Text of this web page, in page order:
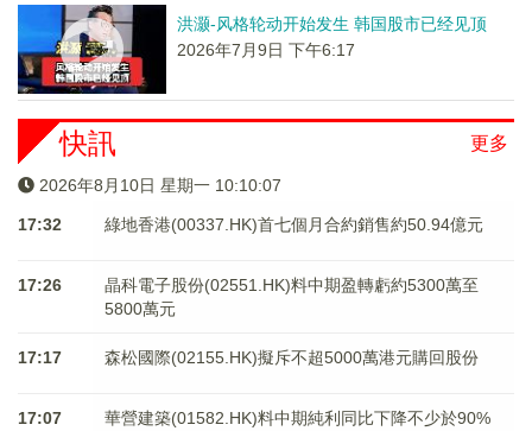
洪灏-风格轮动开始发生 韩国股市已经见顶
2026年7月9日 下午6:17
更多
快訊
2026年8月10日 星期一 10:10:07
17:32 綠地香港(00337.HK)首七個月合約銷售約50.94億元
17:26
晶科電子股份(02551.HK)料中期盈轉虧約5300萬至
5800萬元
17:17 森松國際(02155.HK)擬斥不超5000萬港元購回股份
17:07 華營建築(01582.HK)料中期純利同比下降不少於90%